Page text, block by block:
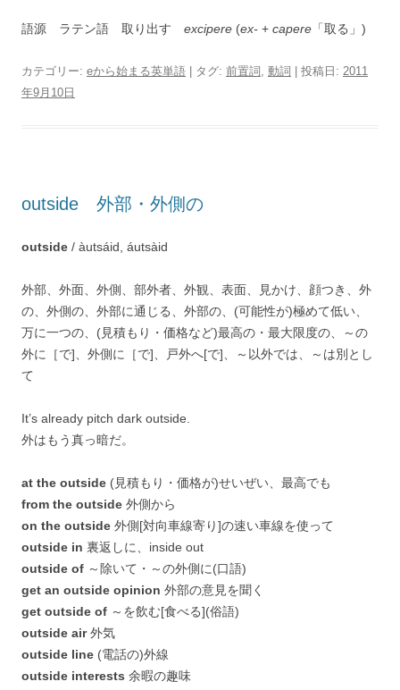
語源 ラテン語 取り出す excipere (ex- + capere 「取る」)
カテゴリー: eから始まる英単語 | タグ: 前置詞 , 動詞 | 投稿日: 2011
年9月10日
outside 外部・外側の
outside / àutsáid, áutsàid
外部、外面、外側、部外者、外観、表面、見かけ、顔つき、外
の、外側の、外部に通じる、外部の、(可能性が)極めて低い、
万に一つの、(見積もり・価格など)最高の・最大限度の、～の
外に［で]、外側に［で]、戸外へ[で]、～以外では、～は別とし
て
It’s already pitch dark outside.
外はもう真っ暗だ。
at the outside (見積もり・価格が)せいぜい、最高でも
from the outside 外側から
on the outside 外側[対向車線寄り]の速い車線を使って
outside in 裏返しに、inside out
outside of ～除いて・～の外側に(口語)
get an outside opinion 外部の意見を聞く
get outside of ～を飲む[食べる](俗語)
outside air外気
outside line (電話の)外線
outside interests 余暇の趣味